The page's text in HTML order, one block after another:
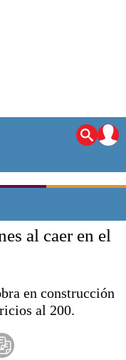
Olímpico
al caer en el
en construcción
al 200.